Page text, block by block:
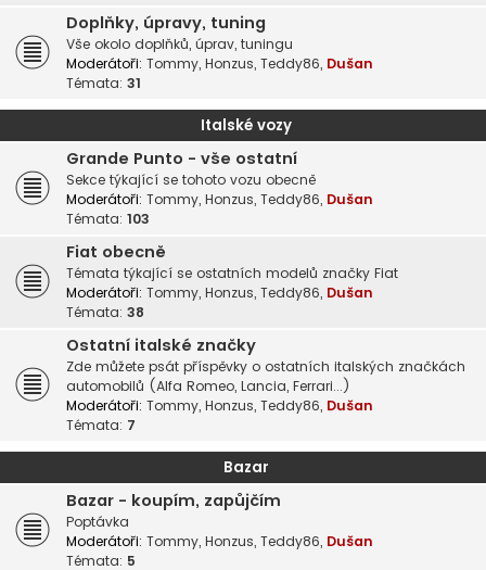
Doplňky, úpravy, tuning
Vše okolo doplňků, úprav, tuningu
Moderátoři: Tommy, Honzus, Teddy86, Dušan
Témata: 31
Italské vozy
Grande Punto - vše ostatní
Sekce týkající se tohoto vozu obecně
Moderátoři: Tommy, Honzus, Teddy86, Dušan
Témata: 103
Fiat obecně
Témata týkající se ostatních modelů značky Fiat
Moderátoři: Tommy, Honzus, Teddy86, Dušan
Témata: 38
Ostatní italské značky
Zde můžete psát příspěvky o ostatních italských značkách
automobilů (Alfa Romeo, Lancia, Ferrari...)
Moderátoři: Tommy, Honzus, Teddy86, Dušan
Témata: 7
Bazar
Bazar - koupím, zapůjčím
Poptávka
Moderátoři: Tommy, Honzus, Teddy86, Dušan
Témata: 5